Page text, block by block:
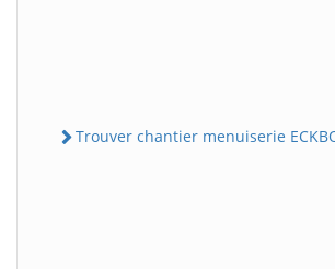
Trouver chantier menuiserie